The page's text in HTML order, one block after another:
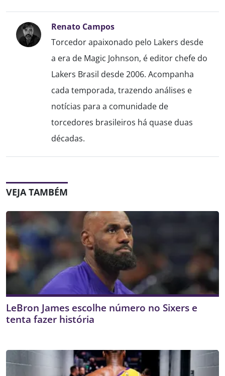
Renato Campos
Torcedor apaixonado pelo Lakers desde
a era de Magic Johnson, é editor chefe do
Lakers Brasil desde 2006. Acompanha
cada temporada, trazendo análises e
notícias para a comunidade de
torcedores brasileiros há quase duas
décadas.
VEJA TAMBÉM
LeBron James escolhe número no Sixers e
tenta fazer história